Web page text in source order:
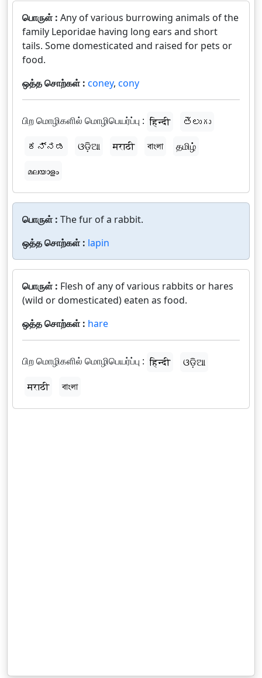
பொருள் : Any of various burrowing animals of the
family Leporidae having long ears and short
tails. Some domesticated and raised for pets or
food.
ஒத்த சொற்கள் : coney, cony
பிற மொழிகளில் மொழிபெயர்ப்பு : हिन्दी
తెలుగు
ಕನ್ನಡ
ଓଡ଼ିଆ मराठी বাংলা
தமிழ்
മലയാളം
பொருள் : The fur of a rabbit.
ஒத்த சொற்கள் : lapin
பொருள் : Flesh of any of various rabbits or hares
(wild or domesticated) eaten as food.
ஒத்த சொற்கள் : hare
பிற மொழிகளில் மொழிபெயர்ப்பு : हिन्दी
ଓଡ଼ିଆ
मराठी
বাংলা